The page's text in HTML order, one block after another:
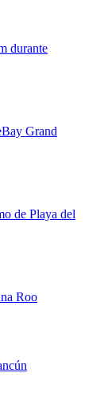
durante
Grand
de Playa del
Roo